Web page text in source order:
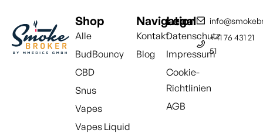
Shop
Alle
BudBouncy
CBD
Snus
Vapes
Vapes Liquid
Navigation
Kontakt
Blog
Legal
Datenschutz
Impressum
Cookie-
Richtlinien
AGB
+41 76 431 21
51